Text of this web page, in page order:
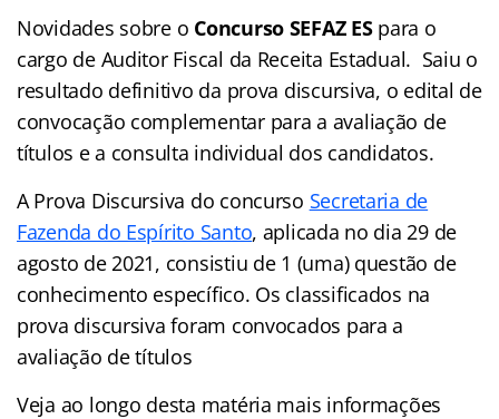
Novidades sobre o Concurso SEFAZ ES para o
cargo de Auditor Fiscal da Receita Estadual. Saiu o
resultado definitivo da prova discursiva, o edital de
convocação complementar para a avaliação de
títulos e a consulta individual dos candidatos.
A Prova Discursiva do concurso Secretaria de
Fazenda do Espírito Santo, aplicada no dia 29 de
agosto de 2021, consistiu de 1 (uma) questão de
conhecimento específico. Os classificados na
prova discursiva foram convocados para a
avaliação de títulos
Veja ao longo desta matéria mais informações